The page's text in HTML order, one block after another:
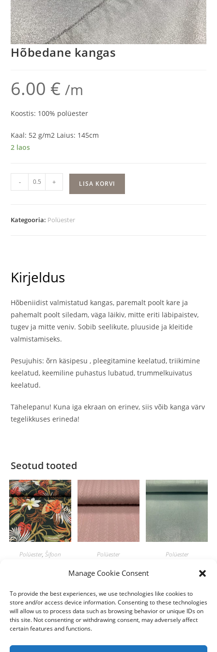
Manage Cookie Consent
To provide the best experiences, we use technologies like cookies to
store and/or access device information. Consenting to these technologies
will allow us to process data such as browsing behavior or unique IDs on
this site. Not consenting or withdrawing consent, may adversely affect
certain features and functions.
Hõbedane kangas
6.00 € /m
Koostis: 100% polüester
Kaal: 52 g/m2 Laius: 145cm
2 laos
Hõbedane
kangas
- + LISA KORVI
Kategooria: Polüester
Kirjeldus
Hõbeniidist valmistatud kangas, paremalt poolt kare ja
pahemalt poolt siledam, väga läikiv, mitte eriti läbipaistev,
tugev ja mitte veniv. Sobib seelikute, pluuside ja kleitide
valmistamiseks.
Pesujuhis: õrn käsipesu , pleegitamine keelatud, triikimine
keelatud, keemiline puhastus lubatud, trummelkuivatus
keelatud.
Tähelepanu! Kuna iga ekraan on erinev, siis võib kanga värv
tegelikkuses erineda!
Seotud tooted
Polüester, Šifoon
4.00€ /m
Lisa korvi
Polüester
/m
Lisa korvi
Polüester
7.80€ /m
Lisa korvi